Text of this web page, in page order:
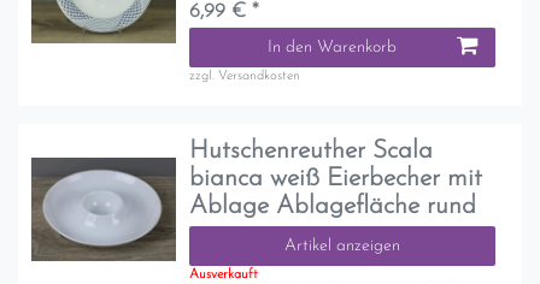
6,99 € *
In den Warenkorb
zzgl. Versandkosten
Hutschenreuther Scala
bianca weiß Eierbecher mit
Ablage Ablagefläche rund
Artikel anzeigen
Ausverkauft